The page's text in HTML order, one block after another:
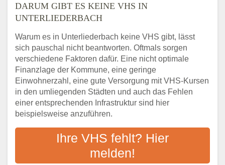
3 schnelle Tipps
Checkliste: So finden auch Menschen aus
Abendschule in der Region rund um
Unterliederbach
VHS steht für Erwachsenenbildung
Online-Kurse: Alternative Angebote zum
VHS-Kurs
Vor- und Nachteile von Online-Kursen
Checkliste: Darauf kommt es bei
Bildungsangeboten an
Das bundesweite Volkshochschulwesen
DARUM GIBT ES KEINE VHS IN
UNTERLIEDERBACH
Warum es in Unterliederbach keine VHS gibt, lässt
sich pauschal nicht beantworten. Oftmals sorgen
verschiedene Faktoren dafür. Eine nicht optimale
Finanzlage der Kommune, eine geringe
Einwohnerzahl, eine gute Versorgung mit VHS-Kursen
in den umliegenden Städten und auch das Fehlen
einer entsprechenden Infrastruktur sind hier
beispielsweise anzuführen.
Ihre VHS fehlt? Hier
melden!